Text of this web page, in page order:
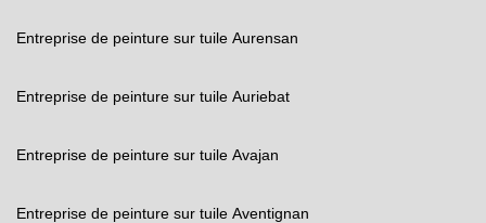
Entreprise de peinture sur tuile Aurensan
Entreprise de peinture sur tuile Auriebat
Entreprise de peinture sur tuile Avajan
Entreprise de peinture sur tuile Aventignan